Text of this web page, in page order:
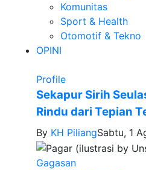
Komunitas
Sport & Health
Otomotif & Tekno
OPINI
Profile
Sekapur Sirih
Rindu dari Tepian
By KH PiliangSabtu, 1
Gagasan